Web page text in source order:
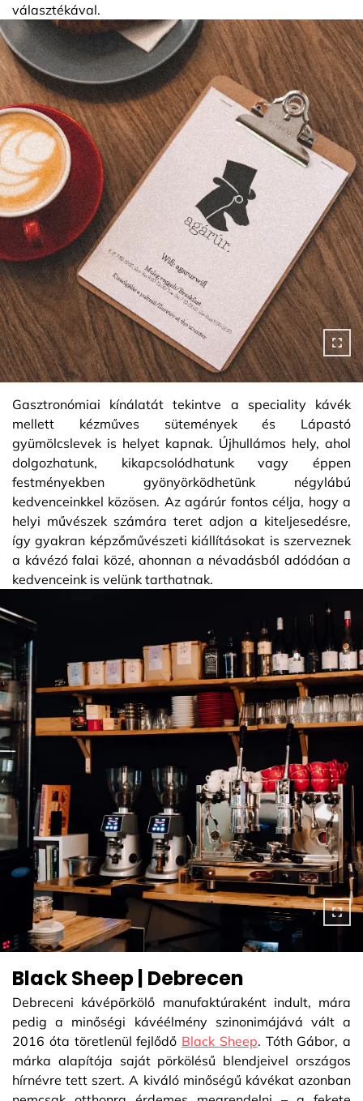
választékával.
Gasztronómiai kínálatát tekintve a speciality kávék
mellett kézműves sütemények és Lápastó
gyümölcslevek is helyet kapnak. Újhullámos hely, ahol
dolgozhatunk, kikapcsolódhatunk vagy éppen
festményekben gyönyörködhetünk négylábú
kedvenceinkkel közösen. Az agárúr fontos célja, hogy a
helyi művészek számára teret adjon a kiteljesedésre,
így gyakran képzőművészeti kiállításokat is szerveznek
a kávézó falai közé, ahonnan a névadásból adódóan a
kedvenceink is velünk tarthatnak.
Black Sheep | Debrecen
Debreceni kávépörkölő manufaktúraként indult, mára
pedig a minőségi kávéélmény szinonimájává vált a
2016 óta töretlenül fejlődő Black Sheep. Tóth Gábor, a
márka alapítója saját pörkölésű blendjeivel országos
hírnévre tett szert. A kiváló minőségű kávékat azonban